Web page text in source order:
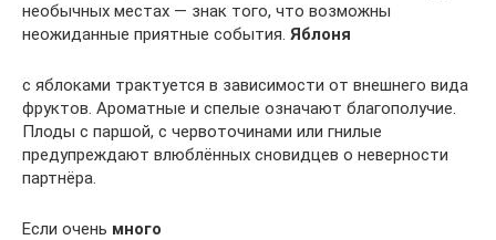
необычных местах — знак того, что возможны
неожиданные приятные события. Яблоня
с яблоками трактуется в зависимости от внешнего вида
фруктов. Ароматные и спелые означают благополучие.
Плоды с паршой, с червоточинами или гнилые
предупреждают влюблённых сновидцев о неверности
партнёра.
Если очень много